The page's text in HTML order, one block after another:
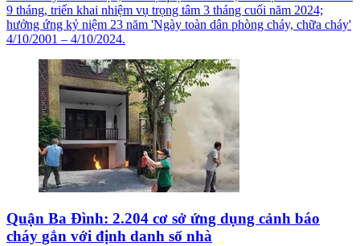
9 tháng, triển khai nhiệm vụ trọng tâm 3 tháng cuối năm 2024;
hưởng ứng kỷ niệm 23 năm 'Ngày toàn dân phòng cháy, chữa cháy'
4/10/2001 – 4/10/2024.
Quận Ba Đình: 2.204 cơ sở ứng dụng cảnh báo
cháy gắn với định danh số nhà